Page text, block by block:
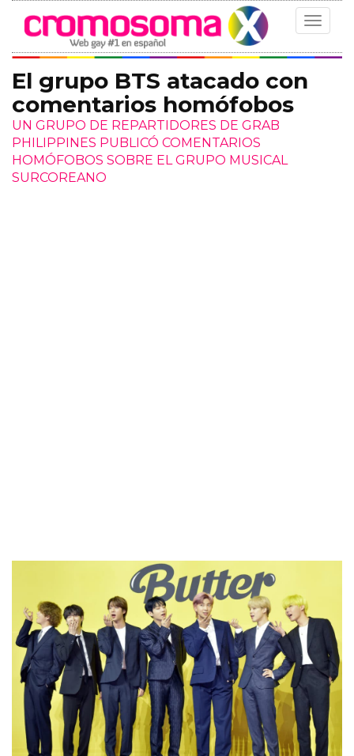
Toggle
El grupo BTS atacado con
comentarios homófobos
UN GRUPO DE REPARTIDORES DE GRAB
PHILIPPINES PUBLICÓ COMENTARIOS
HOMÓFOBOS SOBRE EL GRUPO MUSICAL
SURCOREANO